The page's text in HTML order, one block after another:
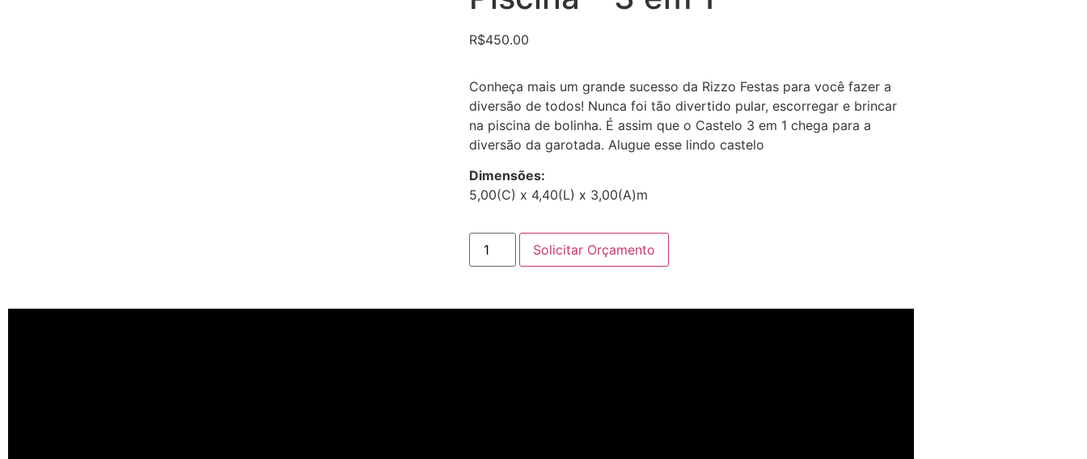
R$450.00
Conheça mais um grande sucesso da Rizzo Festas para você fazer a
diversão de todos! Nunca foi tão divertido pular, escorregar e brincar
na piscina de bolinha. É assim que o Castelo 3 em 1 chega para a
diversão da garotada. Alugue esse lindo castelo
Dimensões:
5,00(C) x 4,40(L) x 3,00(A)m
Solicitar Orçamento